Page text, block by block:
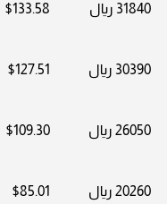
31840 ريال $133.58
30390 ريال $127.51
26050 ريال $109.30
20260 ريال $85.01